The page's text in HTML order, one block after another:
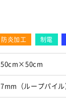
防炎加工 制電
50cm×50cm
7mm（ループパイル